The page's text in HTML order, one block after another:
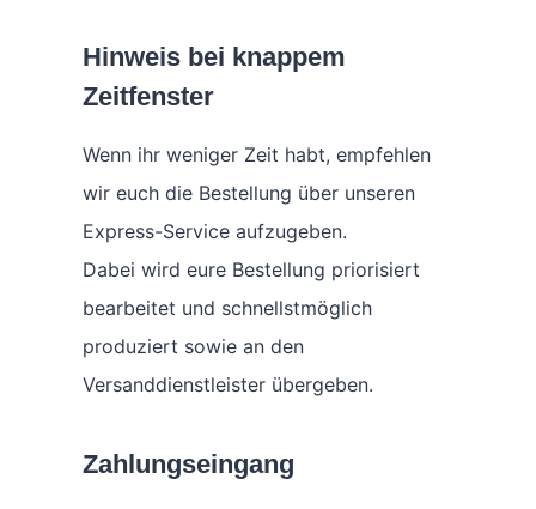
Hinweis bei knappem
Zeitfenster
Wenn ihr weniger Zeit habt, empfehlen
wir euch die Bestellung über unseren
Express-Service aufzugeben.
Dabei wird eure Bestellung priorisiert
bearbeitet und schnellstmöglich
produziert sowie an den
Versanddienstleister übergeben.
Zahlungseingang